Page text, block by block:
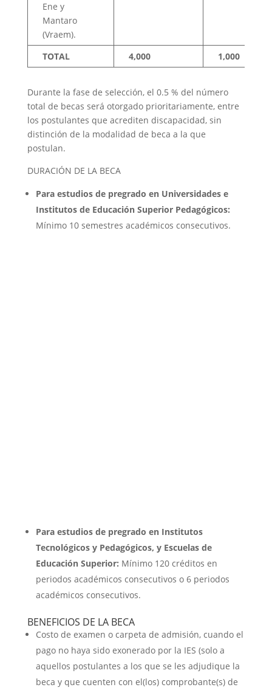
Ene y
Mantaro
(Vraem).
TOTAL 4,000 1,000
Durante la fase de selección, el 0.5 % del número
total de becas será otorgado prioritariamente, entre
los postulantes que acrediten discapacidad, sin
distinción de la modalidad de beca a la que
postulan.
DURACIÓN DE LA BECA
Para estudios de pregrado en Universidades e
Institutos de Educación Superior Pedagógicos:
Mínimo 10 semestres académicos consecutivos.
Para estudios de pregrado en Institutos
Tecnológicos y Pedagógicos, y Escuelas de
Educación Superior: Mínimo 120 créditos en
periodos académicos consecutivos o 6 periodos
académicos consecutivos.
BENEFICIOS DE LA BECA
Costo de examen o carpeta de admisión, cuando el
pago no haya sido exonerado por la IES (solo a
aquellos postulantes a los que se les adjudique la
beca y que cuenten con el(los) comprobante(s) de